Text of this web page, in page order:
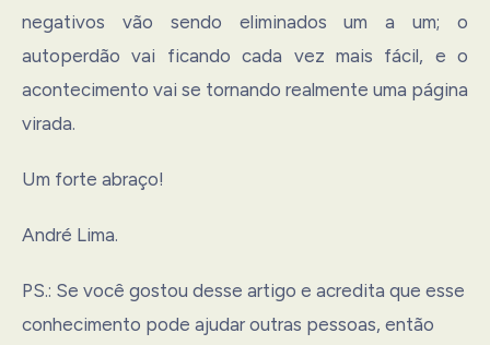
negativos vão sendo eliminados um a um; o
autoperdão vai ficando cada vez mais fácil, e o
acontecimento vai se tornando realmente uma página
virada.
Um forte abraço!
André Lima.
PS.: Se você gostou desse artigo e acredita que esse
conhecimento pode ajudar outras pessoas, então